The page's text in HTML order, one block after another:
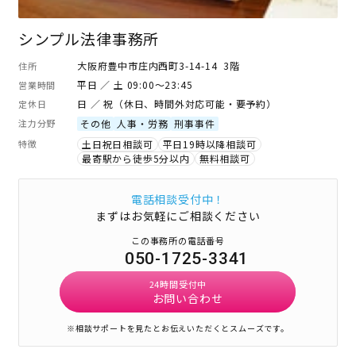
シンプル法律事務所
住所 大阪府豊中市庄内西町3-14-14 3階
営業時間 平日 ／ 土 09:00～23:45
定休日 日 ／ 祝（休日、時間外対応可能・要予約）
注力分野 その他 人事・労務 刑事事件
特徴 土日祝日相談可
平日19時以降相談可
最寄駅から徒歩5分以内
無料相談可
電話相談受付中！
まずはお気軽にご相談ください
この事務所の電話番号
050-1725-3341
24時間受付中
お問い合わせ
※相談サポートを見たとお伝えいただくとスムーズです。